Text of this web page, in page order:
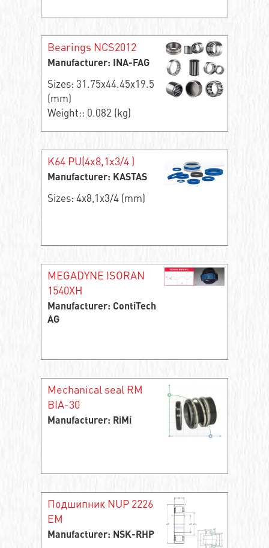
Bearings NCS2012
Manufacturer: INA-FAG
Sizes: 31.75x44.45x19.5
(mm)
Weight:: 0.082 (kg)
K64 PU(4x8,1x3/4 )
Manufacturer: KASTAS
Sizes: 4x8,1x3/4 (mm)
MEGADYNE ISORAN
1540XH
Manufacturer: ContiTech
AG
Mechanical seal RM
BIA-30
Manufacturer: RiMi
Подшипник NUP 2226
EM
Manufacturer: NSK-RHP